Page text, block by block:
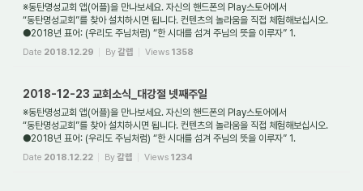
※동탄명성교회 앱(어플)을 만나보세요. 자신의 핸드폰의 Play스토어에서
“동탄명성교회”를 찾아 설치하시면 됩니다. 컨텐츠의 놀라움을 직접 체험해보십시오.
●2018년 표어: (우리도 주님처럼) “한 시대를 섬겨 주님의 뜻을 이루자” 1.
Date 2018.12.29 By갈렙 Views 1358
2018-12-23 교회소식_대강절 넷째주일
※동탄명성교회 앱(어플)을 만나보세요. 자신의 핸드폰의 Play스토어에서
“동탄명성교회”를 찾아 설치하시면 됩니다. 컨텐츠의 놀라움을 직접 체험해보십시오.
●2018년 표어: (우리도 주님처럼) “한 시대를 섬겨 주님의 뜻을 이루자” 1.
Date 2018.12.22 By갈렙 Views 1234